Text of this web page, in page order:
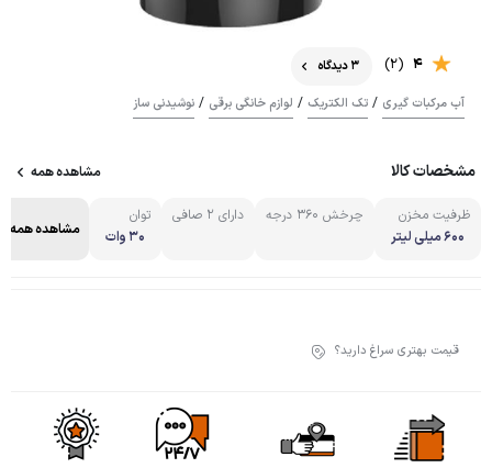
4
(2)
3 دیدگاه
آب مرکبات گیری / تک الکتریک / لوازم خانگی برقی / نوشیدنی ساز
مشخصات کالا مشاهده همه
ظرفیت مخزن
۶۰۰ میلی لیتر
چرخش ۳۶۰ درجه دارای ۲ صافی
توان
۳۰ وات
مشاهده همه
قیمت بهتری سراغ دارید؟